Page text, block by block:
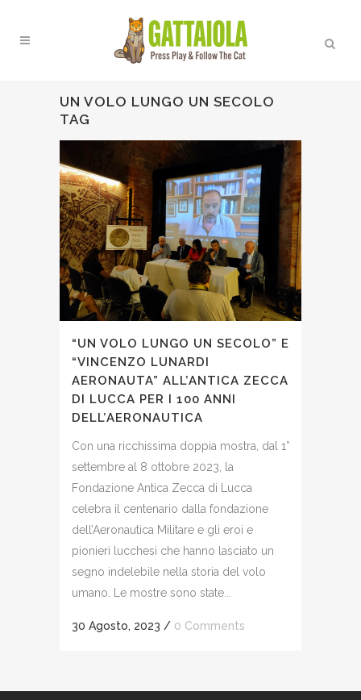
UN VOLO LUNGO UN SECOLO
TAG
“UN VOLO LUNGO UN SECOLO” E
“VINCENZO LUNARDI
AERONAUTA” ALL’ANTICA ZECCA
DI LUCCA PER I 100 ANNI
DELL’AERONAUTICA
Con una ricchissima doppia mostra, dal 1°
settembre al 8 ottobre 2023, la
Fondazione Antica Zecca di Lucca
celebra il centenario dalla fondazione
dell’Aeronautica Militare e gli eroi e
pionieri lucchesi che hanno lasciato un
segno indelebile nella storia del volo
umano. Le mostre sono state...
30 Agosto, 2023 / 0 Comments